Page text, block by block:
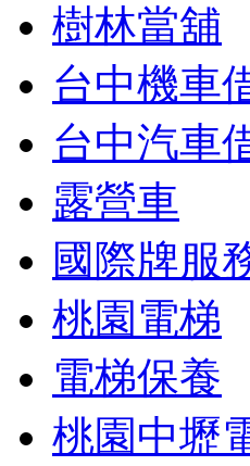
樹林當舖
台中機車
台中汽車
露營車
國際牌服
桃園電梯
電梯保養
桃園中壢